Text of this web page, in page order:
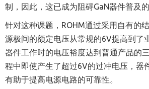
制，因此，这已成为阻碍GaN器件普及
针对这种课题， ROHM通过采用自有的
源极间的额定电压从常规的6V提高到了
器件工作时的电压裕度达到普通产品的
程中即使产生了超过6V的过冲电压，器
有助于提高电源电路的可靠性。